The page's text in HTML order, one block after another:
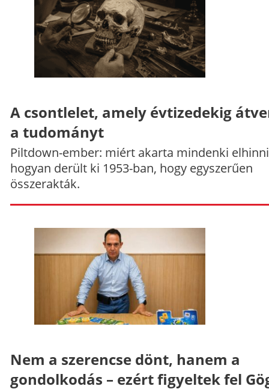
A csontlelet, amely évtizedekig
a tudományt
Piltdown-ember: miért akarta mindenki
hogyan derült ki 1953-ban, hogy egyszerűen
összerakták.
Nem a szerencse dönt, hanem a
gondolkodás – ezért figyeltek fel